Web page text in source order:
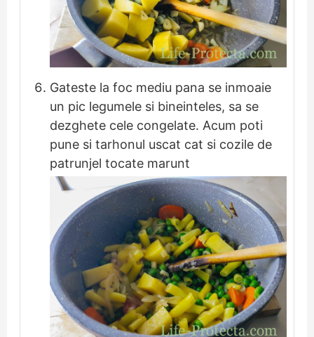
Gateste la foc mediu pana se inmoaie
un pic legumele si bineinteles, sa se
dezghete cele congelate. Acum poti
pune si tarhonul uscat cat si cozile de
patrunjel tocate marunt